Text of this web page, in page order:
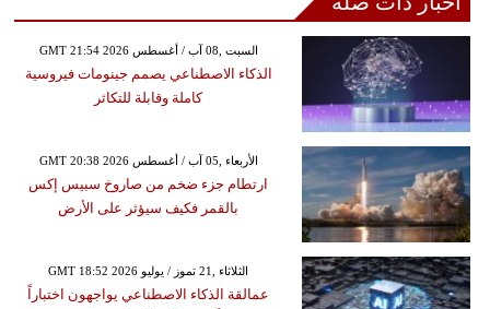
GMT 21:54 2026 السبت ,08 آب / أغسطس
الذكاء الاصطناعي يصمم جينومات فيروسية
كاملة وقابلة للتكاثر
GMT 20:38 2026 الأربعاء ,05 آب / أغسطس
ارتطام جزء ضخم من صاروخ سبيس إكس
بالقمر فكيف سيؤثر على الأرض
GMT 18:52 2026 الثلاثاء ,21 تموز / يوليو
عمالقة الذكاء الاصطناعي يواجهون اختباراً